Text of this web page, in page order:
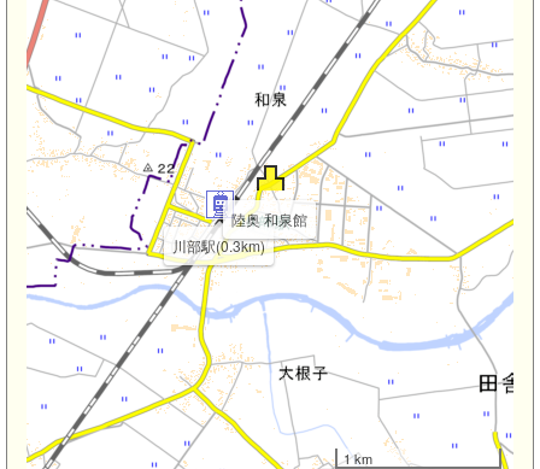
川部駅(0.3km)
陸奥 和泉館
1 km